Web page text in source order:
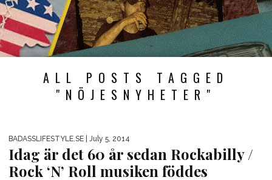
ALL POSTS TAGGED
"NÖJESNYHETER"
BADASSLIFESTYLE.SE | July 5, 2014
Idag är det 60 år sedan Rockabilly /
Rock ‘N’ Roll musiken föddes